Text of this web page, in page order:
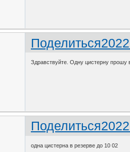
Поделиться
Здравствуйте. Одну цистерну прошу
Поделиться
одна цистерна в резерве до 10 02